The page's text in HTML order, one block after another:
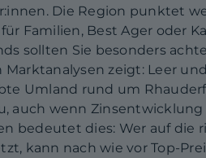
Die Region punktet
Familien, Best Ager oder
sollten Sie besonders
Marktanalysen zeigt: Leer
Umland rund um
auch wenn
bedeutet dies: Wer auf
kann nach wie vor Top-